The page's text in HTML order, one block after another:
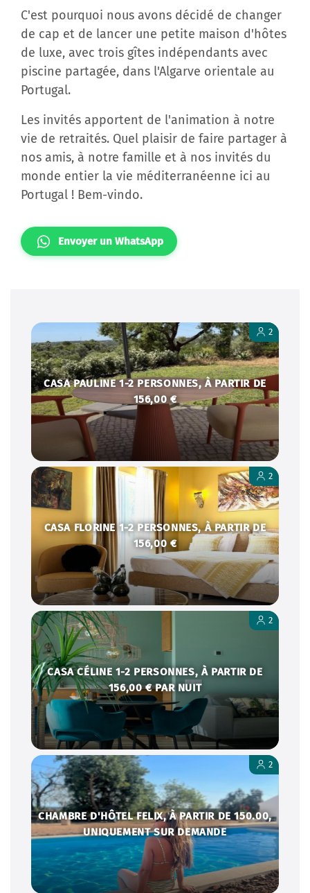
C'est pourquoi nous avons décidé de changer
de cap et de lancer une petite maison d'hôtes
de luxe, avec trois gîtes indépendants avec
piscine partagée, dans l'Algarve orientale au
Portugal.
Les invités apportent de l'animation à notre
vie de retraités. Quel plaisir de faire partager à
nos amis, à notre famille et à nos invités du
monde entier la vie méditerranéenne ici au
Portugal ! Bem-vindo.
Envoyer un WhatsApp
CASA PAULINE 1-2 PERSONNES, À PARTIR DE
156,00 €
2
CASA FLORINE 1-2 PERSONNES, À PARTIR DE
156,00 €
2
CASA CÉLINE 1-2 PERSONNES, À PARTIR DE
156,00 € PAR NUIT
2
CHAMBRE D'HÔTEL FELIX, À PARTIR DE 150.00,
UNIQUEMENT SUR DEMANDE
2